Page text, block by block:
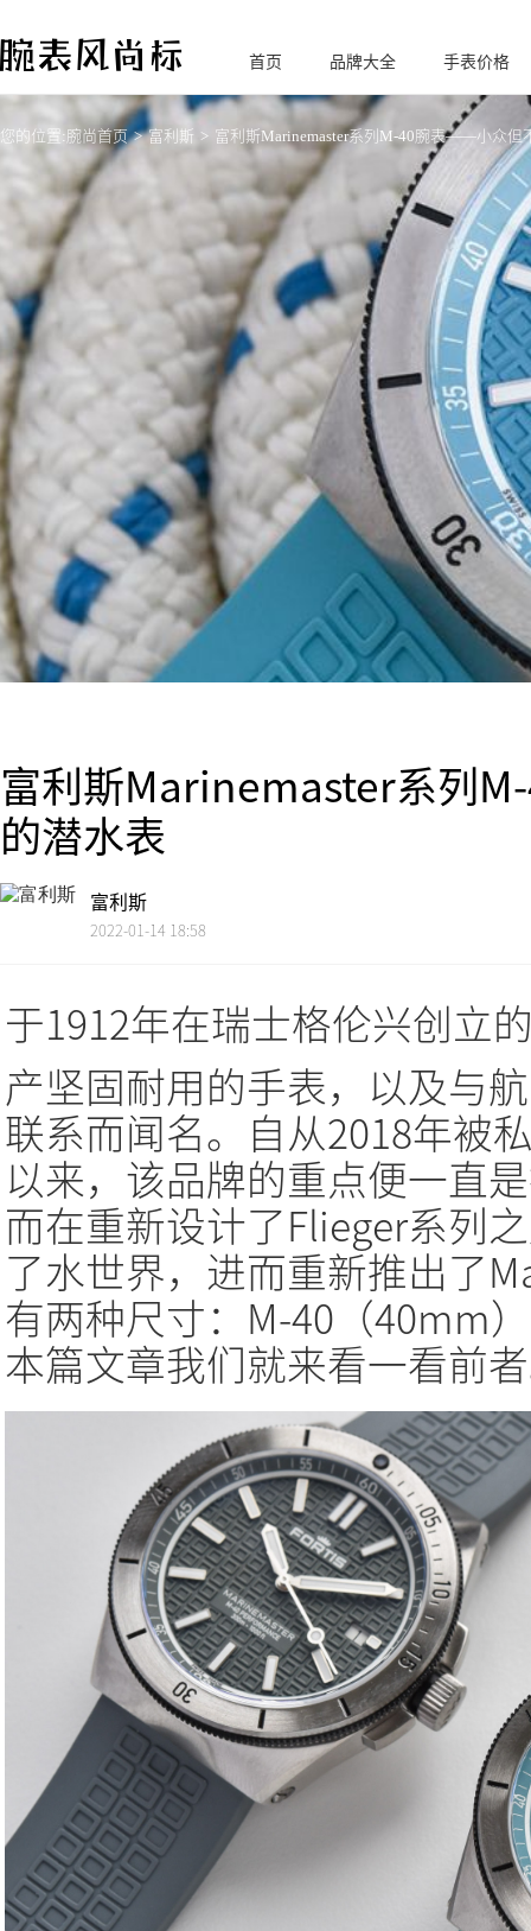
腕
表风尚标
首页 品牌大全 手表价格
您的位置: 腕尚首页 富利斯 富利斯Marinemaster系列M-40腕表——小众但
富利斯Marinemaster系列
的潜水表
富利斯
2022-01-14 18:58
于1912年在瑞士格伦兴创立
产坚固耐用的手表，以及与
联系而闻名。自从2018年被
以来，该品牌的重点便一直
而在重新设计了Flieger系列
了水世界，进而重新推出了
有两种尺寸：M-40（40mm
本篇文章我们就来看一看前